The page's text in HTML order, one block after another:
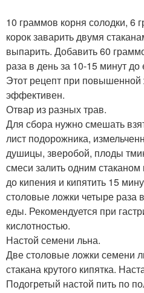
10 граммов корня солодки, 6
корок заварить двумя
выпарить. Добавить 60
раза в день за 10-15 минут
Этот рецепт при повышенной
эффективен.
Отвар из разных трав.
Для сбора нужно смешать
лист подорожника,
душицы, зверобой, плоды
смеси залить одним
до кипения и кипятить 15
столовые ложки четыре раза
еды. Рекомендуется при
кислотностью.
Настой семени льна.
Две столовые ложки семени
стакана крутого кипятка.
Подогретый настой пить по